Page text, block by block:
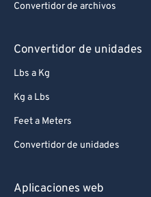
Convertidor de archivos
Convertidor de unidades
Lbs a Kg
Kg a Lbs
Feet a Meters
Convertidor de unidades
Aplicaciones web